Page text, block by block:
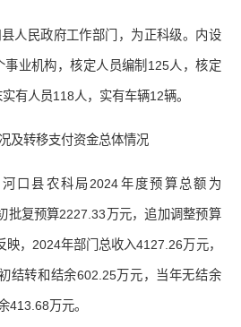
人民政府工作部门，为正科级。内设
业机构，核定人员编制125人，核定
有人员118人，实有车辆12辆。
及转移支付资金总体情况
口县农科局2024年度预算总额为
批复预算2227.33万元，追加调整预算
，2024年部门总收入4127.26万元，
结转和结余602.25万元，当年无结余
413.68万元。